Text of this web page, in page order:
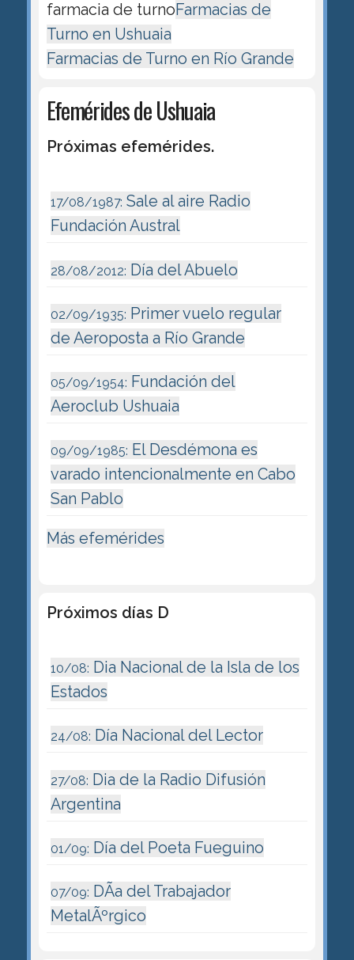
farmacia de turnoFarmacias de
Turno en Ushuaia
Farmacias de Turno en Río Grande
Efemérides de Ushuaia
Próximas efemérides.
17/08/1987: Sale al aire Radio
Fundación Austral
28/08/2012: Día del Abuelo
02/09/1935: Primer vuelo regular
de Aeroposta a Río Grande
05/09/1954: Fundación del
Aeroclub Ushuaia
09/09/1985: El Desdémona es
varado intencionalmente en Cabo
San Pablo
Más efemérides
Próximos días D
10/08: Dia Nacional de la Isla de los
Estados
24/08: Día Nacional del Lector
27/08: Dia de la Radio Difusión
Argentina
01/09: Día del Poeta Fueguino
07/09: DÃ­a del Trabajador
MetalÃºrgico